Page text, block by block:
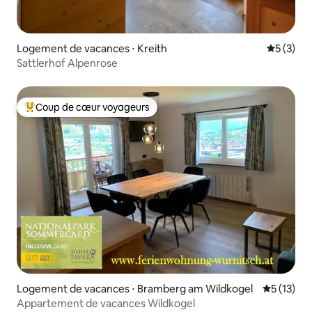
Logement de vacances ⋅ Kreith
5 (3)
Sattlerhof Alpenrose
Coups de cœur voyageurs les plus appréciés
Coup de cœur voyageurs
Logement de vacances ⋅ Bramberg am Wildkogel
5 (13)
Appartement de vacances Wildkogel